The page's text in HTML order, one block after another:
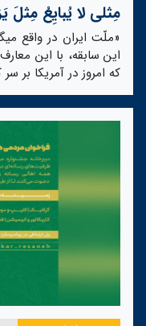
مِثلی لا یُبایِعُ مِثلَ
«ملّت ایران در واقع
این سابقه، با این
که امروز در آمریکا بر سر